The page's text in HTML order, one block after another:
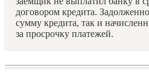
договором кредита.
сумму кредита, так и
за просрочку платежей.